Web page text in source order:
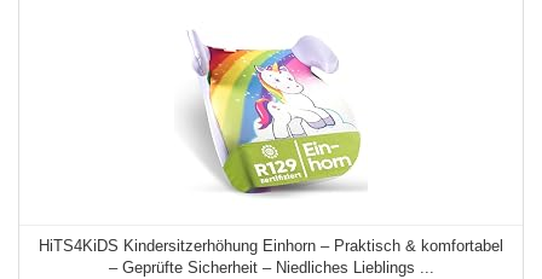
HiTS4KiDS Kindersitzerhöhung Einhorn – Praktisch & komfortabel
– Geprüfte Sicherheit – Niedliches Lieblings ...